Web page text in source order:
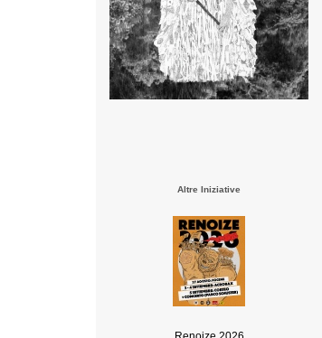
Altre Iniziative